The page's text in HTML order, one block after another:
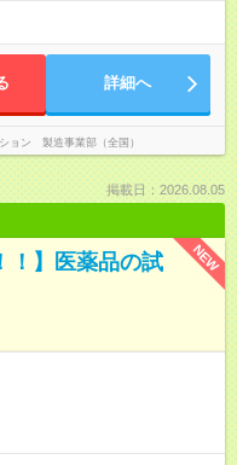
詳細へ
ョン 製造事業部（全国）
掲載日：2026.08.05
NEW
！】医薬品の試